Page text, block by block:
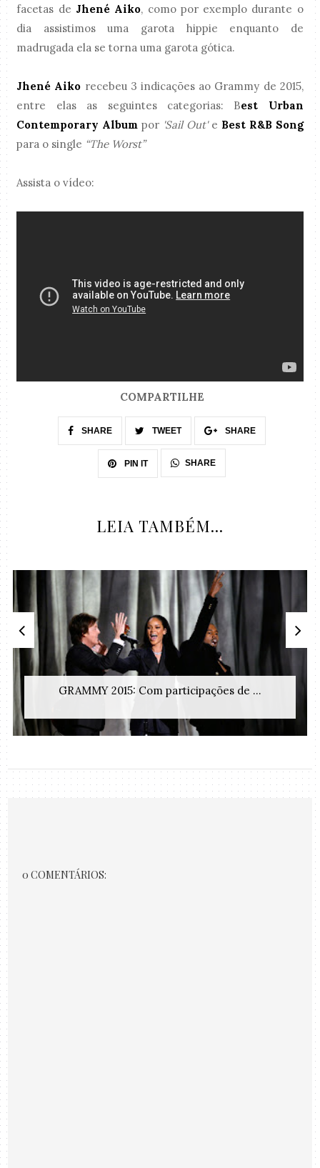
facetas de Jhené Aiko, como por exemplo durante o
dia assistimos uma garota hippie enquanto de
madrugada ela se torna uma garota gótica.
Jhené Aiko recebeu 3 indicações ao Grammy de 2015,
entre elas as seguintes categorias: Best Urban
Contemporary Album por 'Sail Out'e Best R&B Song
para o single “The Worst”
Assista o vídeo:
COMPARTILHE
SHARE TWEET SHARE
PIN IT SHARE
LEIA TAMBÉM...
GRAMMY 2015: Com participações de ...
0 COMENTÁRIOS: